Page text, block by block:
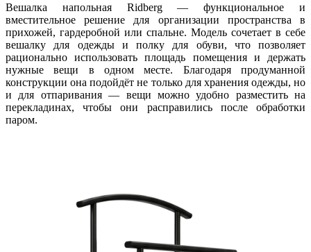
Вешалка напольная Ridberg — функциональное и
вместительное решение для организации пространства в
прихожей, гардеробной или спальне. Модель сочетает в себе
вешалку для одежды и полку для обуви, что позволяет
рационально использовать площадь помещения и держать
нужные вещи в одном месте. Благодаря продуманной
конструкции она подойдёт не только для хранения одежды, но
и для отпаривания — вещи можно удобно разместить на
перекладинах, чтобы они расправились после обработки
паром.